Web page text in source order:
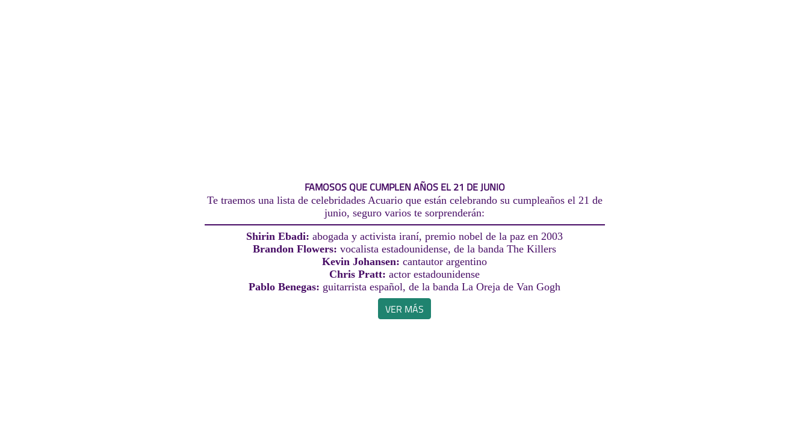
FAMOSOS QUE CUMPLEN AÑOS EL 21 DE JUNIO
Te traemos una lista de celebridades Acuario que están celebrando su cumpleaños el 21 de
junio, seguro varios te sorprenderán:
Shirin Ebadi: abogada y activista iraní, premio nobel de la paz en 2003
Brandon Flowers: vocalista estadounidense, de la banda The Killers
Kevin Johansen: cantautor argentino
Chris Pratt: actor estadounidense
Pablo Benegas: guitarrista español, de la banda La Oreja de Van Gogh
VER MÁS